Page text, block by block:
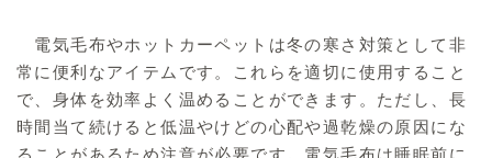
電気毛布やホットカーペットは冬の寒さ対策として非
常に便利なアイテムです。これらを適切に使用すること
で、身体を効率よく温めることができます。ただし、長
時間当て続けると低温やけどの心配や過乾燥の原因にな